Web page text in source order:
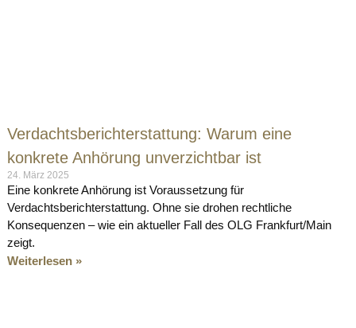
Verdachtsberichterstattung: Warum eine
konkrete Anhörung unverzichtbar ist
24. März 2025
Eine konkrete Anhörung ist Voraussetzung für
Verdachtsberichterstattung. Ohne sie drohen rechtliche
Konsequenzen – wie ein aktueller Fall des OLG Frankfurt/Main
zeigt.
Weiterlesen »